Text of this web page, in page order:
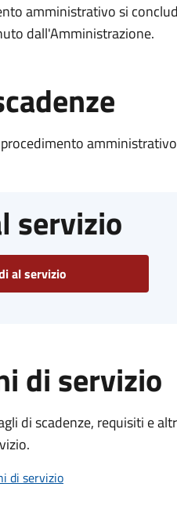
amministrativo si
dall'Amministrazione.
servizio
al servizio
di servizio
di scadenze, requisiti e
di servizio